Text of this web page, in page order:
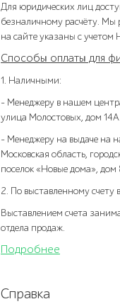
Для юридических лиц
безналичному расчёту.
на сайте указаны с учетом
Способы оплаты для
1. Наличными:
- Менеджеру в нашем
улица Молостовых, дом 14А.
- Менеджеру на выдаче на
Московская область,
поселок «Новые дома», дом
2. По выставленному счету
Выставлением счета
отдела продаж.
Подробнее
Справка